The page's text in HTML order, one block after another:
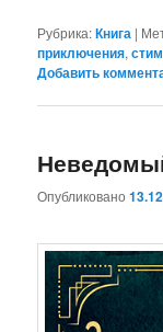
Рубрика:Книга |
приключения,
Добавить
Опубликовано